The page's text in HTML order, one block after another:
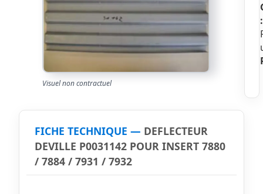
Visuel non contractuel
:
FICHE TECHNIQUE — DEFLECTEUR
DEVILLE P0031142 POUR INSERT 7880
/ 7884 / 7931 / 7932